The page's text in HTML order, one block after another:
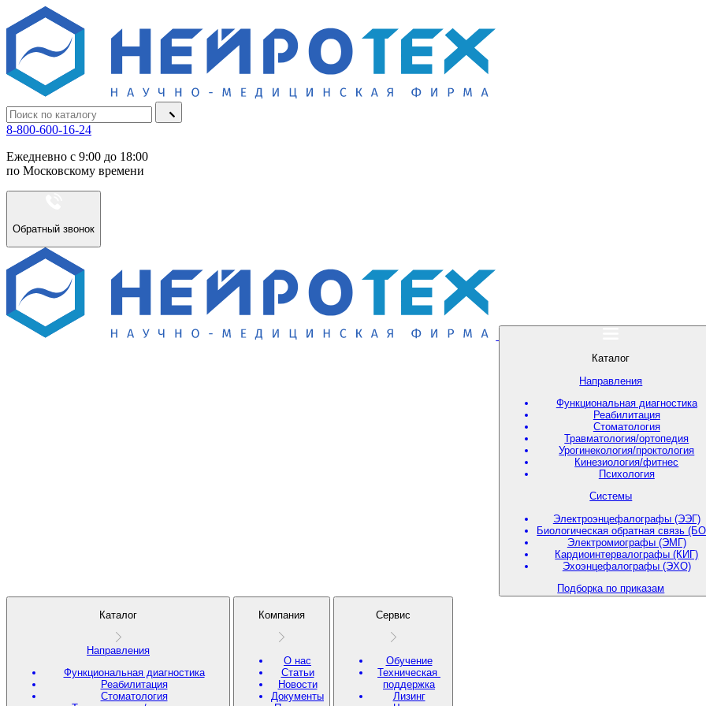
8-800-600-16-24
Ежедневно с 9:00 до 18:00
по Московскому времени
Обратный звонок
Каталог
Направления
Функциональная диагностика
Реабилитация
Стоматология
Травматология/ортопедия
Урогинекология/проктология
Кинезиология/фитнес
Психология
Системы
Электроэнцефалографы (ЭЭГ)
Биологическая обратная связь
Электромиографы (ЭМГ)
Кардиоинтервалографы (КИГ)
Эхоэнцефалографы (ЭХО)
Подборка по приказам
Каталог
Направления
Функциональная диагностика
Реабилитация
Стоматология
Компания
О нас
Статьи
Новости
Документы
Сервис
Обучение
Техническая
поддержка
Лизинг